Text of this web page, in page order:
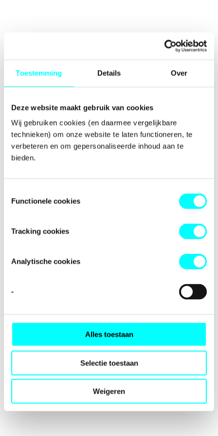
Toestemming Details Over
Deze website maakt gebruik van cookies
Wij gebruiken cookies (en daarmee vergelijkbare
technieken) om onze website te laten functioneren, te
verbeteren en om gepersonaliseerde inhoud aan te
bieden.
Functionele cookies
Tracking cookies
Analytische cookies
-
Alles toestaan
Selectie toestaan
Weigeren
-side exception has occurred while
browser consolefor